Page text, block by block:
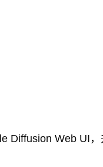
Diffusion Web UI